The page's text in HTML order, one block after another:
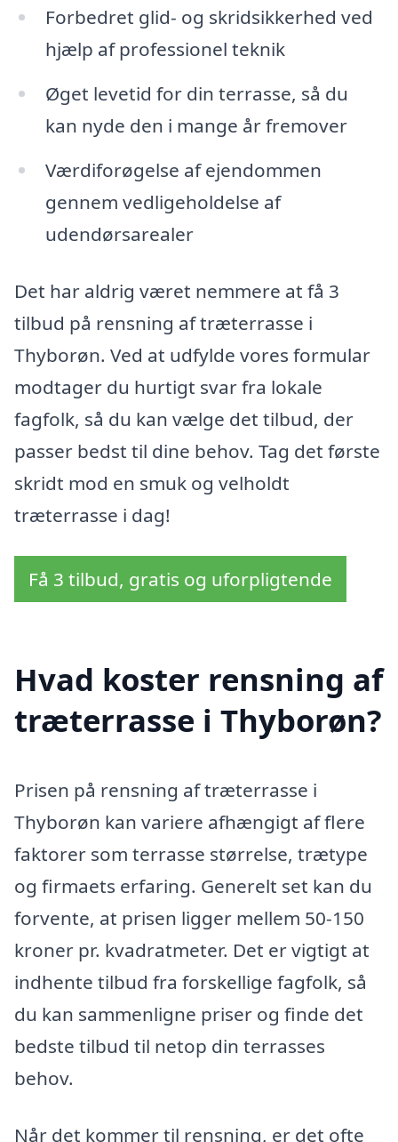
Forbedret glid- og skridsikkerhed ved
hjælp af professionel teknik
Øget levetid for din terrasse, så du
kan nyde den i mange år fremover
Værdiforøgelse af ejendommen
gennem vedligeholdelse af
udendørsarealer
Det har aldrig været nemmere at få 3
tilbud på rensning af træterrasse i
Thyborøn. Ved at udfylde vores formular
modtager du hurtigt svar fra lokale
fagfolk, så du kan vælge det tilbud, der
passer bedst til dine behov. Tag det første
skridt mod en smuk og velholdt
træterrasse i dag!
Få 3 tilbud, gratis og uforpligtende
Hvad koster rensning af
træterrasse i Thyborøn?
Prisen på rensning af træterrasse i
Thyborøn kan variere afhængigt af flere
faktorer som terrasse størrelse, trætype
og firmaets erfaring. Generelt set kan du
forvente, at prisen ligger mellem 50-150
kroner pr. kvadratmeter. Det er vigtigt at
indhente tilbud fra forskellige fagfolk, så
du kan sammenligne priser og finde det
bedste tilbud til netop din terrasses
behov.
Når det kommer til rensning, er det ofte